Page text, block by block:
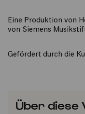
Eine Produktion von
von Siemens
Gefördert durch die
Über diese